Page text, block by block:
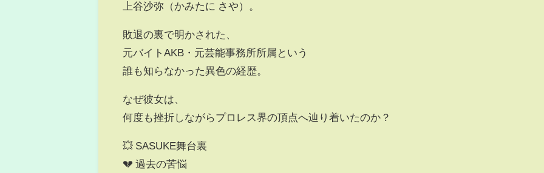
上谷沙弥（かみたに さや）。
敗退の裏で明かされた、
元バイトAKB・元芸能事務所所属という
誰も知らなかった異色の経歴。
なぜ彼女は、
何度も挫折しながらプロレス界の頂点へ辿り着いたのか？
💥 SASUKE舞台裏
💔 過去の苦悩